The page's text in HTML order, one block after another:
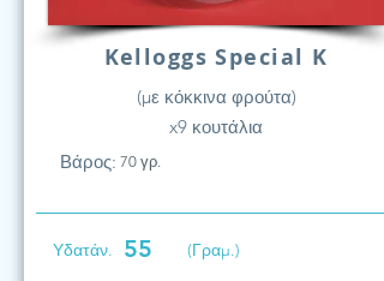
Kelloggs Special K
(με κόκκινα φρούτα)
x9 κουτάλια
Βάρος: 70 γρ.
Υδατάν. 55 (Γραμ.)